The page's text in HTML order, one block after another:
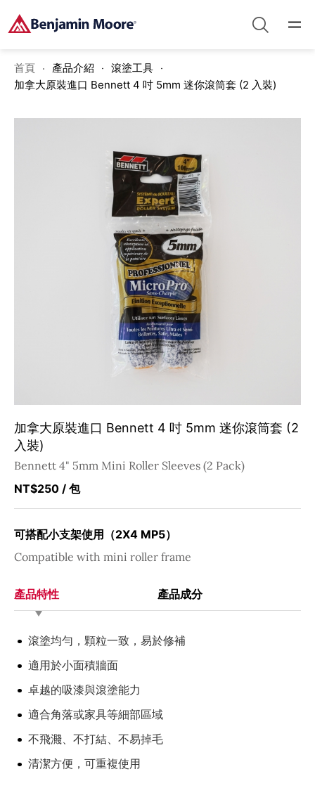
首頁 產品介紹
滾塗工具
加拿大原裝進口 Bennett 4 吋 5mm 迷你滾筒套 (2 入裝)
加拿大原裝進口 Bennett 4 吋 5mm 迷你滾筒套 (2
入裝)
Bennett 4" 5mm Mini Roller Sleeves (2 Pack)
NT$250 / 包
可搭配小支架使用（2X4 MP5）
Compatible with mini roller frame
產品特性 產品成分
滾塗均勻，顆粒一致，易於修補
適用於小面積牆面
卓越的吸漆與滾塗能力
適合角落或家具等細部區域
不飛濺、不打結、不易掉毛
清潔方便，可重複使用
產品材質： 混紡麂皮微纖維布料
規格：4 吋 10mm 毛長
產地：德國